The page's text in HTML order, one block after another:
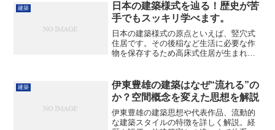
建築
日本の建築様式を辿る！歴史が苦
手でもスッキリ学べます。
日本の建築様式の原点といえば、竪穴式
住居です。その後稲など生活に必要な作
物を保存するため高床式住居が生まれま
建築
伊東豊雄の建築はなぜ“流れる”の
か？空間概念を変えた思想を解説
伊東豊雄の建築思想や代表作品、流動的
な建築スタイルの特徴を詳しく解説。経